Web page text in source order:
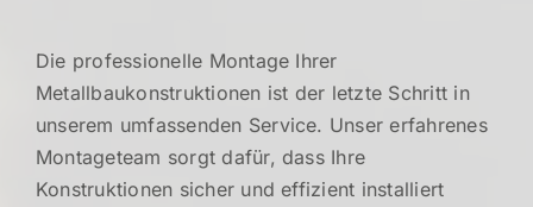
Die professionelle Montage Ihrer
Metallbaukonstruktionen ist der letzte Schritt in
unserem umfassenden Service. Unser erfahrenes
Montageteam sorgt dafür, dass Ihre
Konstruktionen sicher und effizient installiert